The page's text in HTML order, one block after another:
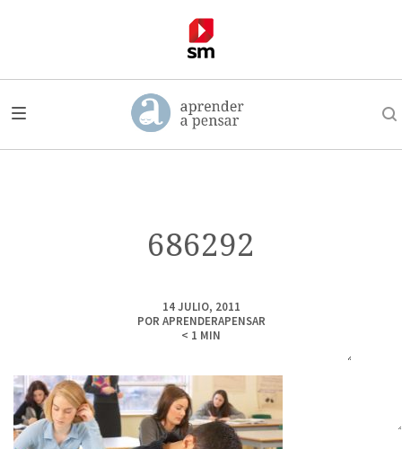
686292
14 JULIO, 2011
POR APRENDERAPENSAR
< 1 MIN